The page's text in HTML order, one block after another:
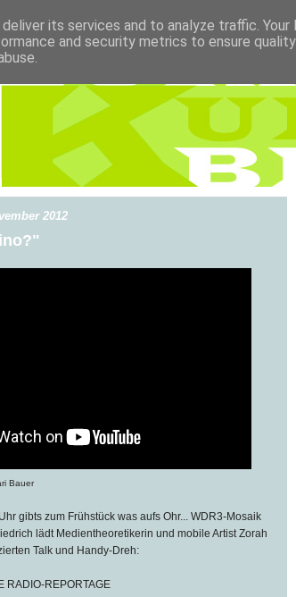
2012
Bauer
gibts zum Frühstück was aufs Ohr... WDR3-Mosaik
lädt Medientheoretikerin und mobile Artist Zorah
Talk und Handy-Dreh:
RADIO-REPORTAGE
its services and to analyze traffic. Your
and security metrics to ensure